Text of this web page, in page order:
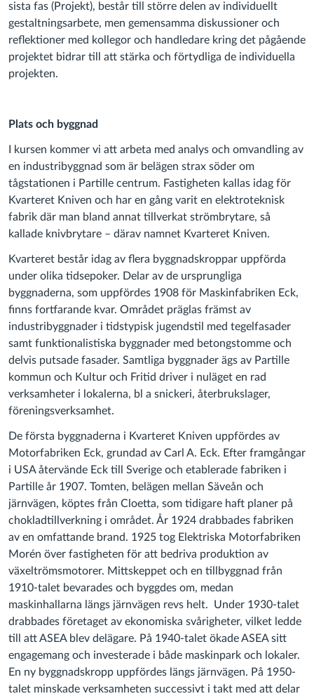
sista fas (Projekt), består till större delen av individuellt
gestaltningsarbete, men gemensamma diskussioner och
reflektioner med kollegor och handledare kring det pågående
projektet bidrar till att stärka och förtydliga de individuella
projekten.
Plats och byggnad
I kursen kommer vi att arbeta med analys och omvandling av
en industribyggnad som är belägen strax söder om
tågstationen i Partille centrum. Fastigheten kallas idag för
Kvarteret Kniven och har en gång varit en elektroteknisk
fabrik där man bland annat tillverkat strömbrytare, så
kallade knivbrytare – därav namnet Kvarteret Kniven.
Kvarteret består idag av flera byggnadskroppar uppförda
under olika tidsepoker. Delar av de ursprungliga
byggnaderna, som uppfördes 1908 för Maskinfabriken Eck,
finns fortfarande kvar. Området präglas främst av
industribyggnader i tidstypisk jugendstil med tegelfasader
samt funktionalistiska byggnader med betongstomme och
delvis putsade fasader. Samtliga byggnader ägs av Partille
kommun och Kultur och Fritid driver i nuläget en rad
verksamheter i lokalerna, bl a snickeri, återbrukslager,
föreningsverksamhet.
De första byggnaderna i Kvarteret Kniven uppfördes av
Motorfabriken Eck, grundad av Carl A. Eck. Efter framgångar
i USA återvände Eck till Sverige och etablerade fabriken i
Partille år 1907. Tomten, belägen mellan Säveån och
järnvägen, köptes från Cloetta, som tidigare haft planer på
chokladtillverkning i området. År 1924 drabbades fabriken
av en omfattande brand. 1925 tog Elektriska Motorfabriken
Morén över fastigheten för att bedriva produktion av
växeltrömsmotorer. Mittskeppet och en tillbyggnad från
1910-talet bevarades och byggdes om, medan
maskinhallarna längs järnvägen revs helt. Under 1930-talet
drabbades företaget av ekonomiska svårigheter, vilket ledde
till att ASEA blev delägare. På 1940-talet ökade ASEA sitt
engagemang och investerade i både maskinpark och lokaler.
En ny byggnadskropp uppfördes längs järnvägen. På 1950-
talet minskade verksamheten successivt i takt med att delar